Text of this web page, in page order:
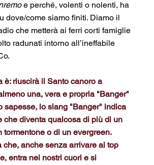
e perché, volenti o nolenti, ha
dove/come siamo finiti. Diamo il
che metterà ai ferri corti famiglie
radunati intorno all’ineffabile
è: riuscirà il Santo canoro a
una, vera e propria "Banger"
sapesse, lo slang "Banger" indica
che diventa qualcosa di più di un
tormentone o di un evergreen.
che, anche senza arrivare al top
entra nei nostri cuori e si